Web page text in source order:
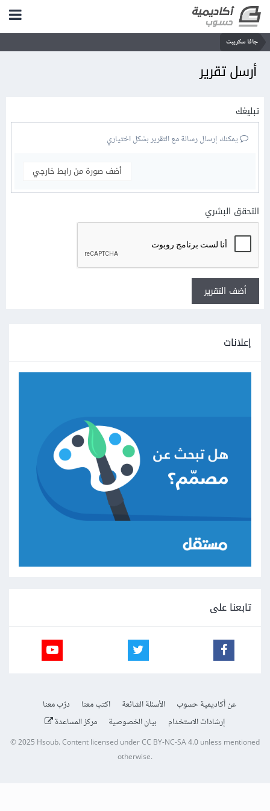
جافا سكريبت
أرسل تقرير
تبليغك
يمكنك إرسال رسالة مع التقرير بشكل اختياري
أضف صورة من رابط خارجي
التحقق البشري
أضف التقرير
إعلانات
تابعنا على
عن أكاديمية حسوب الأسئلة الشائعة اكتب معنا
درّب معنا
إرشادات الاستخدام
بيان الخصوصية مركز المساعدة
© 2025 Hsoub.Content licensed underCC BY-NC-SA 4.0unless mentioned
otherwise.